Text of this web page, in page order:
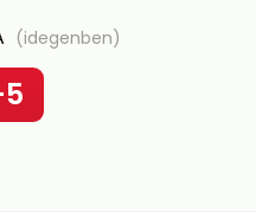
(idegenben)